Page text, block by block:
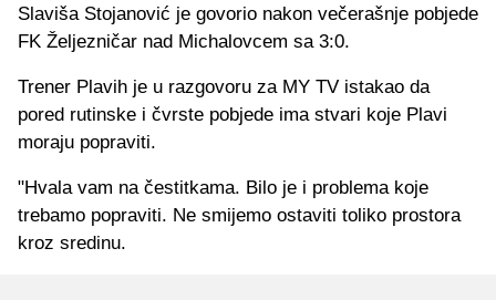
Slaviša Stojanović je govorio nakon večerašnje pobjede
FK Željezničar nad Michalovcem sa 3:0.
Trener Plavih je u razgovoru za MY TV istakao da
pored rutinske i čvrste pobjede ima stvari koje Plavi
moraju popraviti.
"Hvala vam na čestitkama. Bilo je i problema koje
trebamo popraviti. Ne smijemo ostaviti toliko prostora
kroz sredinu.